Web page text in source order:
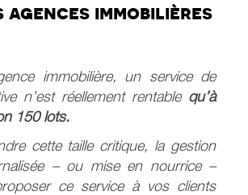
immobilières
immobilière, un service de
n’est réellement rentable qu’à
150 lots.
cette taille critique, la gestion
– ou mise en nourrice –
ce service à vos clients